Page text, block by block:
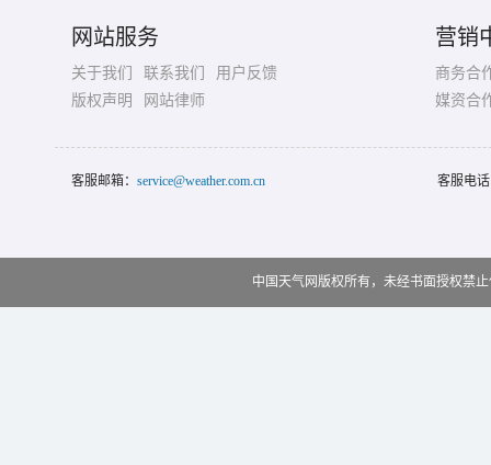
网站服务
关于我们 联系我们
用户反馈
版权声明
网站律师
营销
商务合
媒资合
客服邮箱： service@weather.com.cn 客服电
中国天气网版权所有，未经书面授权